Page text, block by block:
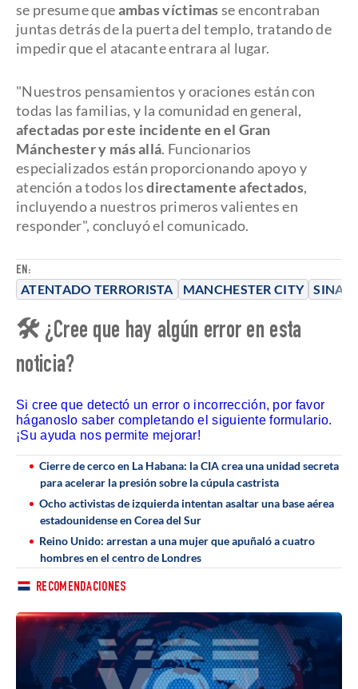
EN:
ATENTADO TERRORISTA MANCHESTER CITY
se presume queambas víctimasse encontraban
juntas detrás de la puerta del templo, tratando de
impedir que el atacante entrara al lugar.
"Nuestros pensamientos y oraciones están con
todas las familias, y la comunidad en general,
afectadas por este incidente en el Gran
Mánchester y más allá. Funcionarios
especializados están proporcionando apoyo y
atención a todos losdirectamente afectados,
incluyendo a nuestros primeros valientes en
responder", concluyó el comunicado.
🛠 ¿Cree que hay algún error en esta
noticia?
Si cree que detectó un error o incorrección, por favor
háganoslo saber completando el siguiente formulario.
¡Su ayuda nos permite mejorar!
Cierre de cerco en La Habana: la CIA crea una unidad secreta
para acelerar la presión sobre la cúpula castrista
Ocho activistas de izquierda intentan asaltar una base aérea
estadounidense en Corea del Sur
Reino Unido: arrestan a una mujer que apuñaló a cuatro
hombres en el centro de Londres
RECOMENDACIONES